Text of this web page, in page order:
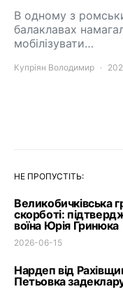
В одному з
балаклавах
мобілізувати…
Купріян Володимир
НЕ ПРОПУСТІТЬ:
Великобичківська
скорботі:
воїна Юрія Гринюка
2026-06-15
Нардеп від
Петьовка